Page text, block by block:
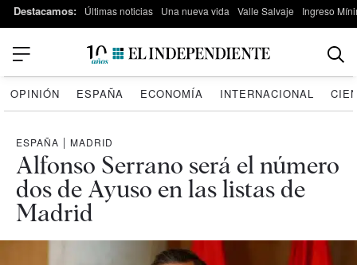
Destacamos: Últimas noticias Una nueva vida Valle Salvaje Ingreso
OPINIÓN ESPAÑA ECONOMÍA INTERNACIONAL
ESPAÑA | MADRID
Alfonso Serrano será el número
dos de Ayuso en las listas de
Madrid